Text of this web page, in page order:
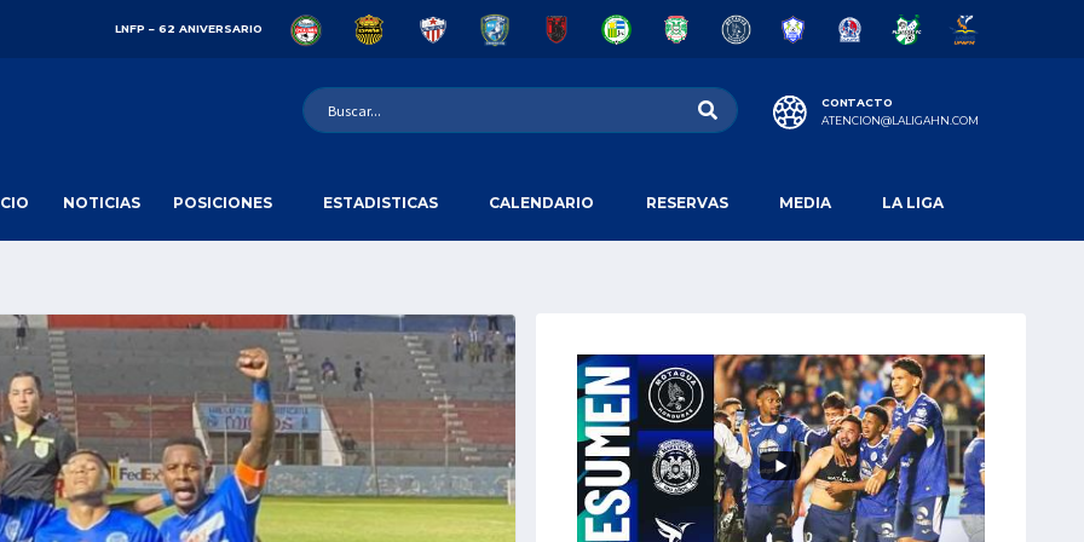
LNFP – 62 ANIVERSARIO
CONTACTO
ATENCION@LALIGAHN.COM
NOTICIAS POSICIONES ESTADISTICAS CALENDARIO RESERVAS MEDIA LA LIGA